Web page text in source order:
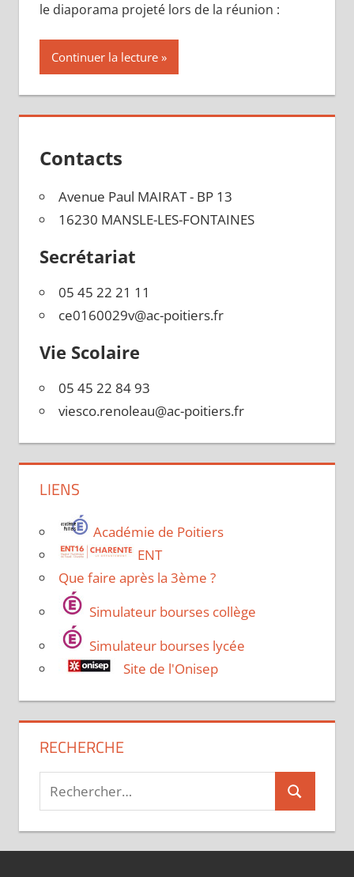
le diaporama projeté lors de la réunion :
Continuer la lecture
Contacts
Avenue Paul MAIRAT - BP 13
16230 MANSLE-LES-FONTAINES
Secrétariat
05 45 22 21 11
ce0160029v@ac-poitiers.fr
Vie Scolaire
05 45 22 84 93
viesco.renoleau@ac-poitiers.fr
LIENS
Académie de Poitiers
ENT
Que faire après la 3ème ?
Simulateur bourses collège
Simulateur bourses lycée
Site de l'Onisep
RECHERCHE
Recherche
pour :